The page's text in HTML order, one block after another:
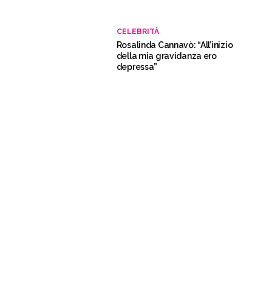
CELEBRITÀ
Rosalinda Cannavò: “All’inizio
della mia gravidanza ero
depressa”